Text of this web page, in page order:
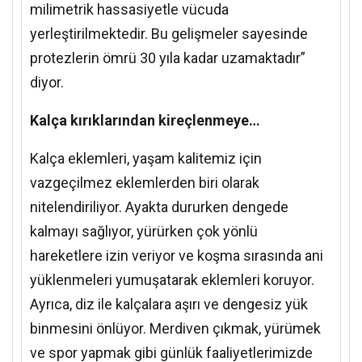
milimetrik hassasiyetle vücuda
yerleştirilmektedir. Bu gelişmeler sayesinde
protezlerin ömrü 30 yıla kadar uzamaktadır”
diyor.
Kalça kırıklarından kireçlenmeye…
Kalça eklemleri, yaşam kalitemiz için
vazgeçilmez eklemlerden biri olarak
nitelendiriliyor. Ayakta dururken dengede
kalmayı sağlıyor, yürürken çok yönlü
hareketlere izin veriyor ve koşma sırasında ani
yüklenmeleri yumuşatarak eklemleri koruyor.
Ayrıca, diz ile kalçalara aşırı ve dengesiz yük
binmesini önlüyor. Merdiven çıkmak, yürümek
ve spor yapmak gibi günlük faaliyetlerimizde